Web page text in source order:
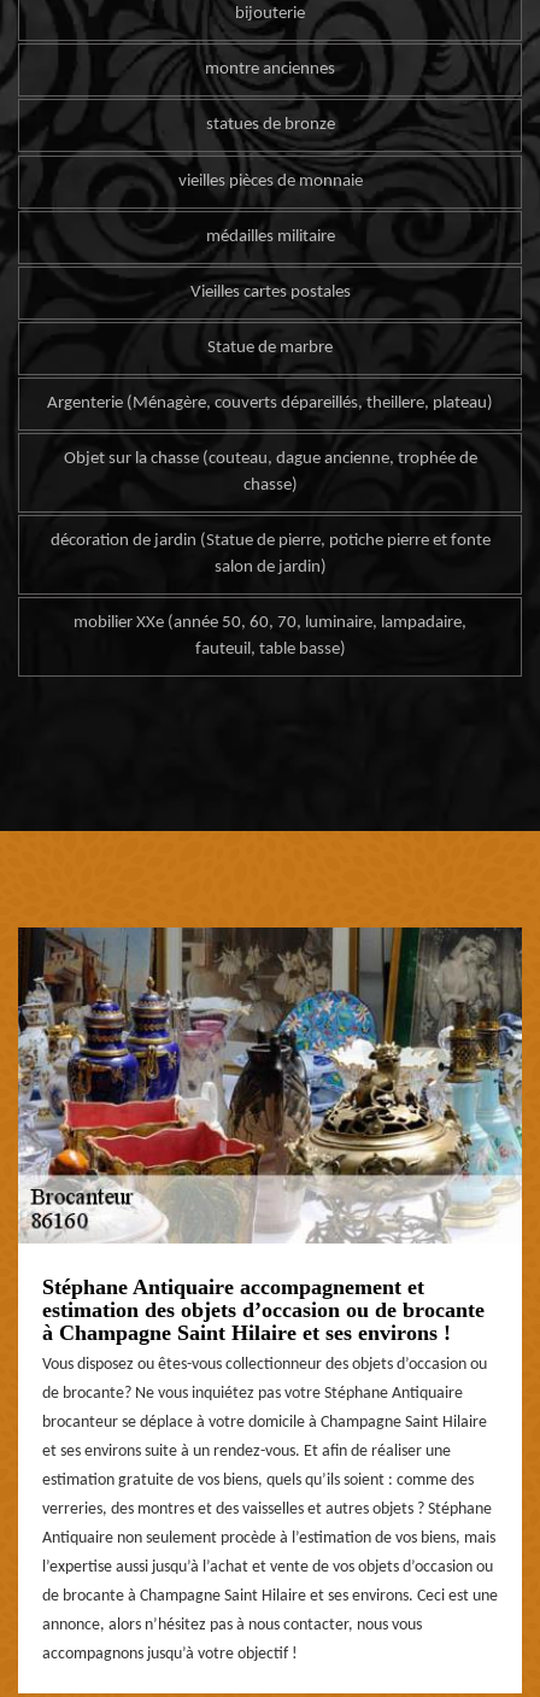
bijouterie
montre anciennes
statues de bronze
vieilles pièces de monnaie
médailles militaire
Vieilles cartes postales
Statue de marbre
Argenterie (Ménagère, couverts dépareillés, theillere, plateau)
Objet sur la chasse (couteau, dague ancienne, trophée de
chasse)
décoration de jardin (Statue de pierre, potiche pierre et fonte
salon de jardin)
mobilier XXe (année 50, 60, 70, luminaire, lampadaire,
fauteuil, table basse)
Stéphane Antiquaire accompagnement et
estimation des objets d’occasion ou de brocante
à Champagne Saint Hilaire et ses environs !
Vous disposez ou êtes-vous collectionneur des objets d’occasion ou
de brocante? Ne vous inquiétez pas votre Stéphane Antiquaire
brocanteur se déplace à votre domicile à Champagne Saint Hilaire
et ses environs suite à un rendez-vous. Et afin de réaliser une
estimation gratuite de vos biens, quels qu’ils soient : comme des
verreries, des montres et des vaisselles et autres objets ? Stéphane
Antiquaire non seulement procède à l’estimation de vos biens, mais
l’expertise aussi jusqu’à l’achat et vente de vos objets d’occasion ou
de brocante à Champagne Saint Hilaire et ses environs. Ceci est une
annonce, alors n’hésitez pas à nous contacter, nous vous
accompagnons jusqu’à votre objectif !